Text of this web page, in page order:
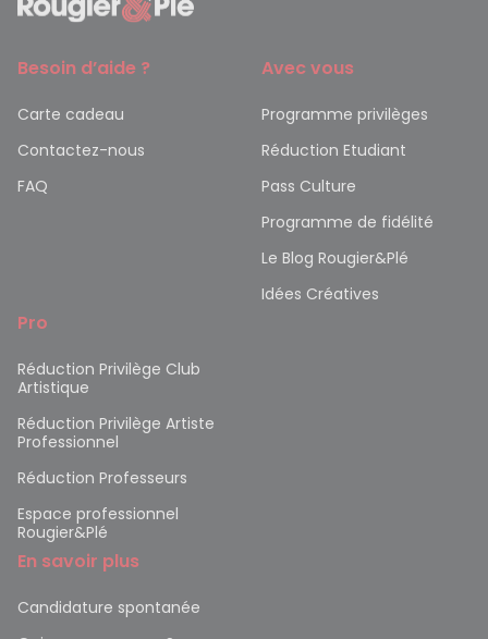
Besoin d’aide ?
Carte cadeau
Contactez-nous
FAQ
Avec vous
Programme privilèges
Réduction Etudiant
Pass Culture
Programme de fidélité
Le Blog Rougier&Plé
Idées Créatives
Pro
Réduction Privilège Club
Artistique
Réduction Privilège Artiste
Professionnel
Réduction Professeurs
Espace professionnel
Rougier&Plé
En savoir plus
Candidature spontanée